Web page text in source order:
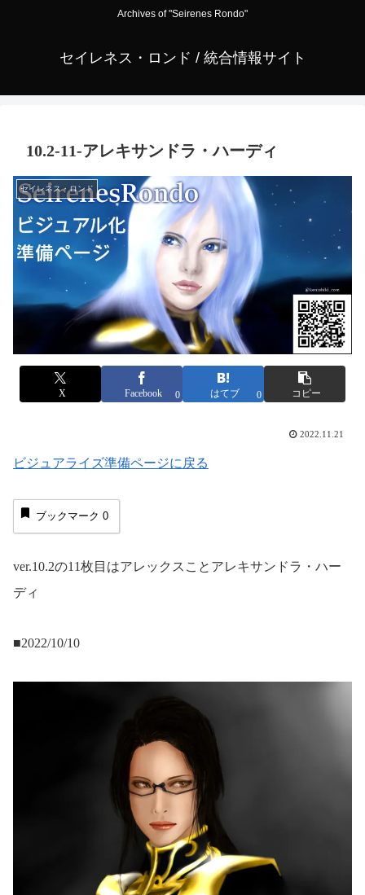
Archives of "Seirenes Rondo"
セイレネス・ロンド / 統合情報サイト
10.2-11-アレキサンドラ・ハーディ
セイレネス・ロンド
X Facebook 0 はてブ 0 コピー
2022.11.21
ビジュアライズ準備ページに戻る
ブックマーク 0
ver.10.2の11枚目はアレックスことアレキサンドラ・ハー
ディ
■2022/10/10